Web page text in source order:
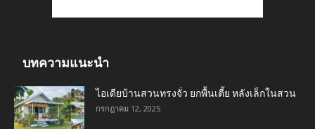
บทความแนะนำ
ไอเดียบ้านสวนทรงจั่ว ยกพื้นเตี้ย หลังเล็กในสวน
กรกฎาคม 12, 2025